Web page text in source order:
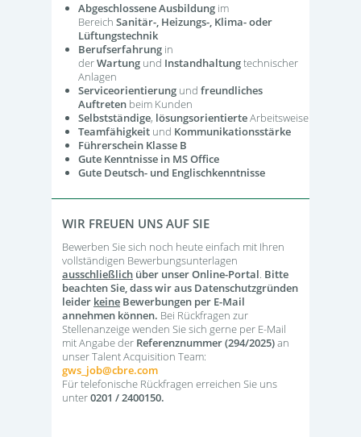
Abgeschlossene Ausbildung im
Bereich Sanitär-, Heizungs-, Klima- oder
Lüftungstechnik
Berufserfahrung in
derWartung und Instandhaltungtechnischer
Anlagen
Serviceorientierung und freundliches
Auftreten beim Kunden
Selbstständige, lösungsorientierteArbeitsweise
Teamfähigkeit und Kommunikationsstärke
Führerschein Klasse B
Gute Kenntnisse in MS Office
Gute Deutsch- und Englischkenntnisse
WIR FREUEN UNS AUF SIE
Bewerben Sie sich noch heute einfach mit Ihren
vollständigen Bewerbungsunterlagen
ausschließlich über unser Online-Portal. Bitte
beachten Sie, dass wir aus Datenschutzgründen
leider keine Bewerbungen per E-Mail
annehmen können. Bei Rückfragen zur
Stellenanzeige wenden Sie sich gerne per E-Mail
mit Angabe der Referenznummer (294/2025)an
unser Talent Acquisition Team:
gws_job@cbre.com
Für telefonische Rückfragen erreichen Sie uns
unter0201 / 2400150.